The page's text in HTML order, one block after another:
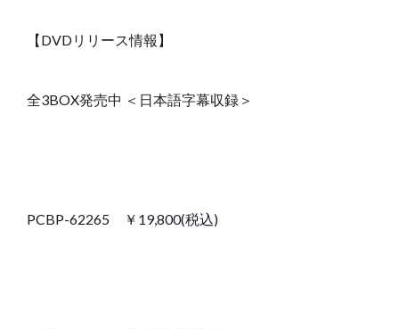
【DVDリリース情報】
全3BOX発売中 ＜日本語字幕収録＞
PCBP-62265 ￥19,800(税込)